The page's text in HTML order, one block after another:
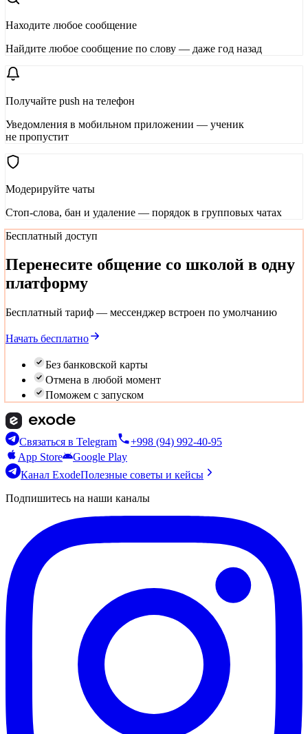
Находите любое сообщение
Найдите любое сообщение по слову — даже год назад
Получайте push на телефон
Уведомления в мобильном приложении — ученик
не пропустит
Модерируйте чаты
Стоп-слова, бан и удаление — порядок в групповых чатах
Бесплатный доступ
Перенесите общение со школой в одну
платформу
Бесплатный тариф — мессенджер встроен по умолчанию
Начать бесплатно
Без банковской карты
Отмена в любой момент
Поможем с запуском
Связаться в Telegram
+998 (94) 992-40-95
App Store
Google Play
Канал ExodeПолезные советы и кейсы
Подпишитесь на наши каналы